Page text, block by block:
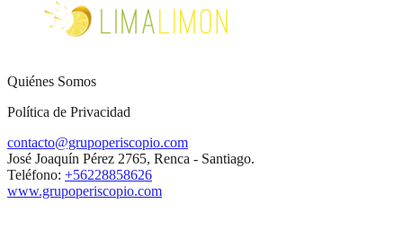
Quiénes Somos
Política de Privacidad
contacto@grupoperiscopio.com
José Joaquín Pérez 2765, Renca - Santiago.
Teléfono: +56228858626
www.grupoperiscopio.com